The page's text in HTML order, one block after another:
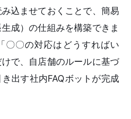
込ませておくことで、簡易
成）の仕組みを構築できま
〇〇の対応はどうすればい
で、自店舗のルールに基づ
出す社内FAQボットが完成